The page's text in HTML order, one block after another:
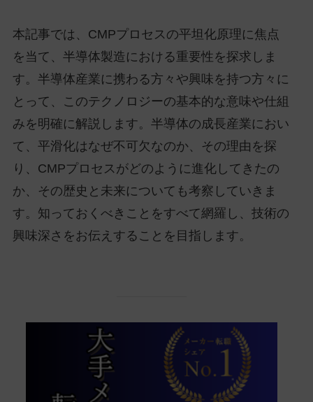
本記事では、CMPプロセスの平坦化原理に焦点
を当て、半導体製造における重要性を探求しま
す。半導体産業に携わる方々や興味を持つ方々に
とって、このテクノロジーの基本的な意味や仕組
みを明確に解説します。半導体の成長産業におい
て、平滑化はなぜ不可欠なのか、その理由を探
り、CMPプロセスがどのように進化してきたの
か、その歴史と未来についても考察していきま
す。知っておくべきことをすべて網羅し、技術の
興味深さをお伝えすることを目指します。